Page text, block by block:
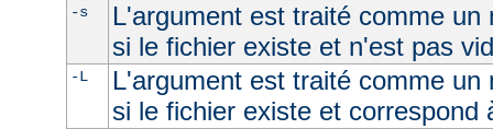
-s
L'argument est traité comme un
si le fichier existe et n'est pas
-L
L'argument est traité comme un
si le fichier existe et correspond